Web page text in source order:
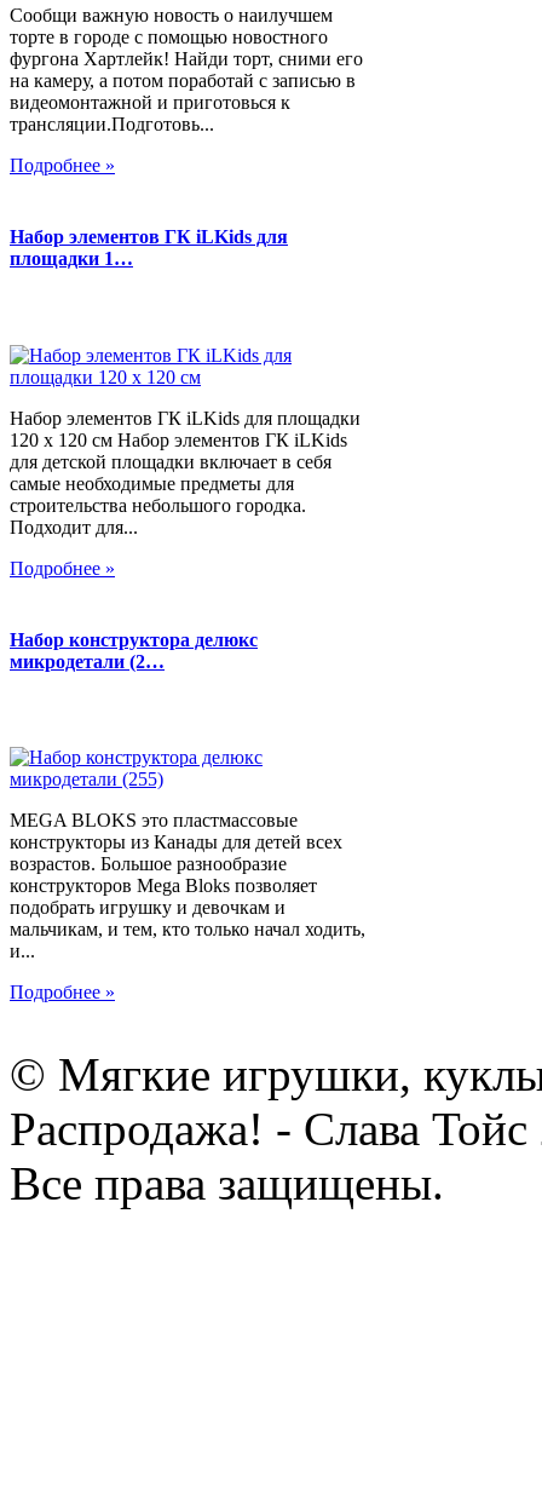
Сообщи важную новость о наилучшем
торте в городе с помощью новостного
фургона Хартлейк! Найди торт, сними его
на камеру, а потом поработай с записью в
видеомонтажной и приготовься к
трансляции.Подготовь...
Подробнее »
Набор элементов ГК iLKids для
площадки 1…
Набор элементов ГК iLKids для площадки
120 х 120 см Набор элементов ГК iLKids
для детской площадки включает в себя
самые необходимые предметы для
строительства небольшого городка.
Подходит для...
Подробнее »
Набор конструктора делюкс
микродетали (2…
MEGA BLOKS это пластмассовые
конструкторы из Канады для детей всех
возрастов. Большое разнообразие
конструкторов Mega Bloks позволяет
подобрать игрушку и девочкам и
мальчикам, и тем, кто только начал ходить,
и...
Подробнее »
© Мягкие игрушки,
Распродажа! - Слава Тойс
Все права защищены.